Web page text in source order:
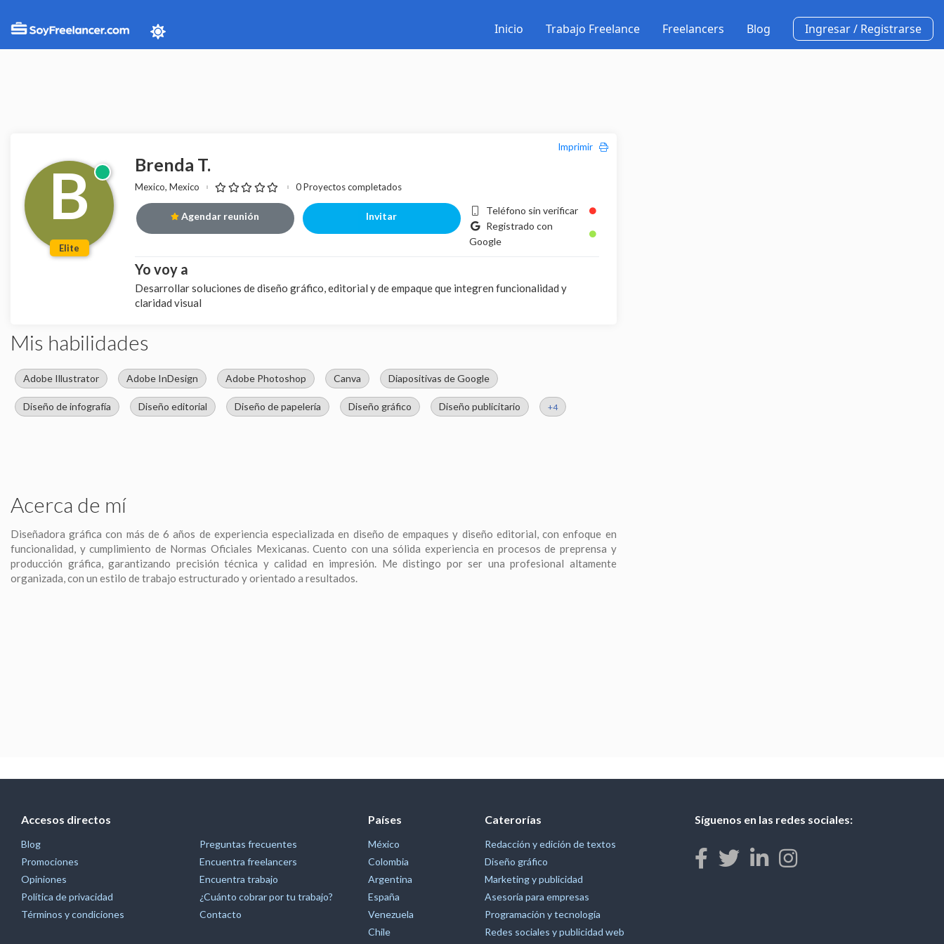
Inicio Trabajo Freelance Freelancers Blog Ingresar / Registrarse
Imprimir
B
Elite
Brenda T.
Mexico, Mexico 0 Proyectos completados
Agendar reunión Invitar
Teléfono sin verificar
Registrado con
Google
Yo voy a
Desarrollar soluciones de diseño gráfico, editorial y de empaque que integren funcionalidad y
claridad visual
Mis habilidades
Adobe Illustrator Adobe InDesign Adobe Photoshop Canva Diapositivas de Google
Diseño de infografía Diseño editorial Diseño de papelería Diseño gráfico Diseño publicitario +4
Acerca de mí
Diseñadora gráfica con más de 6 años de experiencia especializada en diseño de empaques y diseño editorial, con enfoque en
funcionalidad, y cumplimiento de Normas Oficiales Mexicanas. Cuento con una sólida experiencia en procesos de preprensa y
producción gráfica, garantizando precisión técnica y calidad en impresión. Me distingo por ser una profesional altamente
organizada, con un estilo de trabajo estructurado y orientado a resultados.
Accesos directos
Blog
Promociones
Opiniones
Política de privacidad
Términos y condiciones
Preguntas frecuentes
Encuentra freelancers
Encuentra trabajo
¿Cuánto cobrar por tu trabajo?
Contacto
Países
México
Colombia
Argentina
España
Venezuela
Chile
Caterorías
Redacción y edición de textos
Diseño gráfico
Marketing y publicidad
Asesoría para empresas
Programación y tecnología
Redes sociales y publicidad web
Síguenos en las redes sociales: